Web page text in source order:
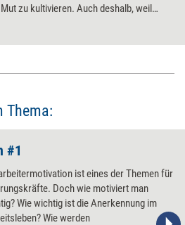
zu kultivieren. Auch deshalb, weil
Thema:
#1
ist eines der Themen für
Doch wie motiviert man
Wie wichtig ist die Anerkennung im
Wie werden